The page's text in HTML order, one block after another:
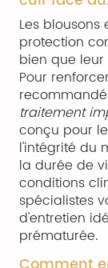
Les
protection
bien que
Pour
traitement
conçu pour
l'intégrité du
la durée de
conditions
spécialistes
d'entretien
prématurée.